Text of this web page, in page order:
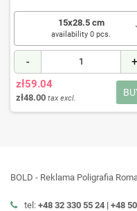
15x28.5 cm
availability 0 pcs.
- +
zł59.04
zł48.00 tax excl.
BOLD - Reklama Poligrafia
tel: +48 32 330 55 24 | +48